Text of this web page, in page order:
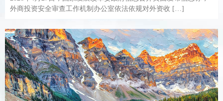
外商投资安全审查工作机制办公室依法依规对外资收 […]